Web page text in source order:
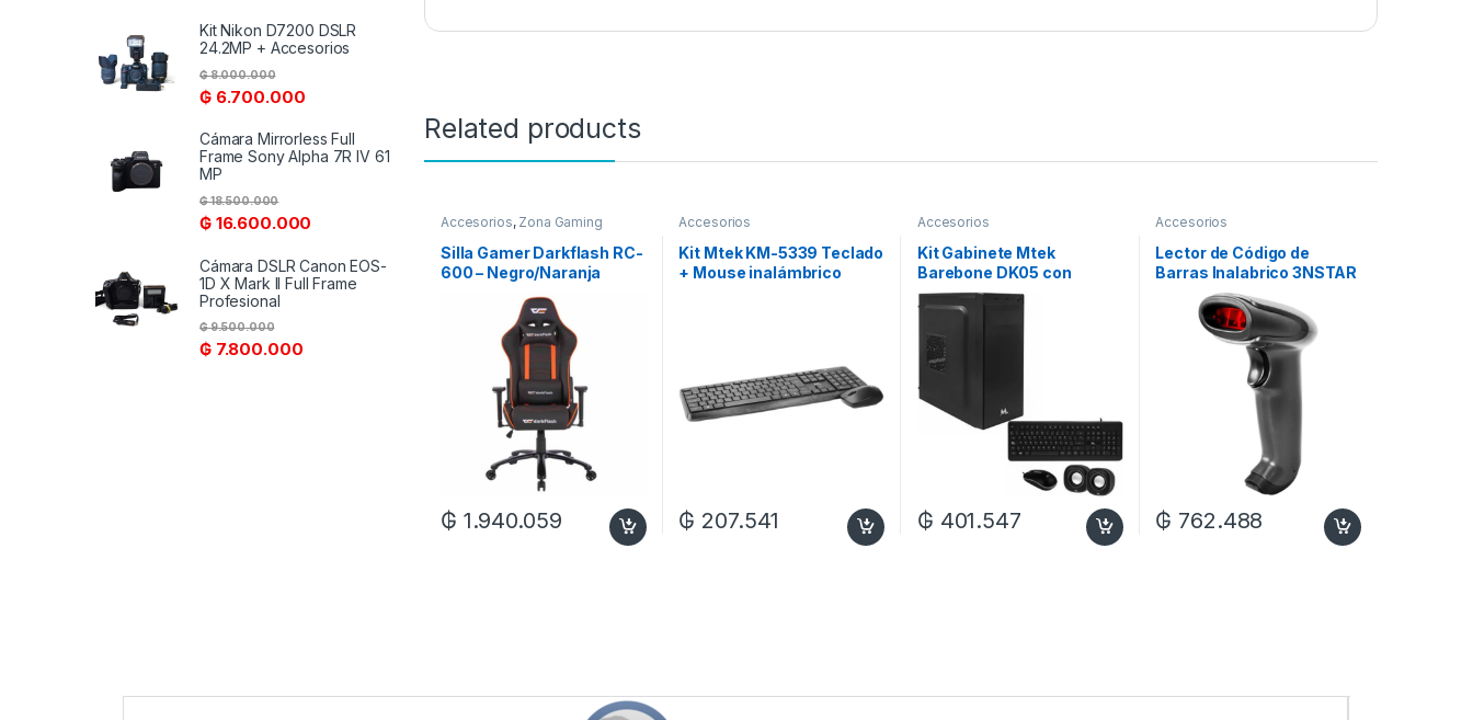
Related products
Accesorios, Zona Gaming
Silla Gamer Darkflash RC-
600 – Negro/Naranja
₲ 1.940.059
Accesorios
Kit Mtek KM-5339 Teclado
+ Mouse inalámbrico
₲ 207.541
Accesorios
Kit Gabinete Mtek
Barebone DK05 con
Fuente + Speaker +
Teclado Español + Mouse
– Negro
₲ 401.547
Accesorios
Lector de Código de
Barras Inalabrico 3NSTAR
SC402BT USB/2.4GHz –
Negro
₲ 762.488
Kit Nikon D7200 DSLR
24.2MP + Accesorios
₲6.700.000
₲8.000.000
Cámara Mirrorless Full
Frame Sony Alpha 7R IV 61
MP
₲16.600.000
₲18.500.000
Cámara DSLR Canon EOS-
1D X Mark II Full Frame
Profesional
₲7.800.000
₲9.500.000